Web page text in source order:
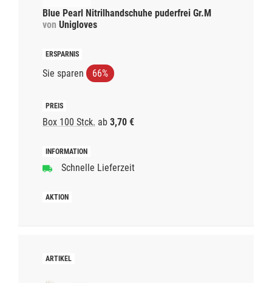
Blue Pearl Nitrilhandschuhe puderfrei Gr.M
von Unigloves
Sie sparen 66%
Box 100 Stck. ab 3,70 €
Schnelle Lieferzeit